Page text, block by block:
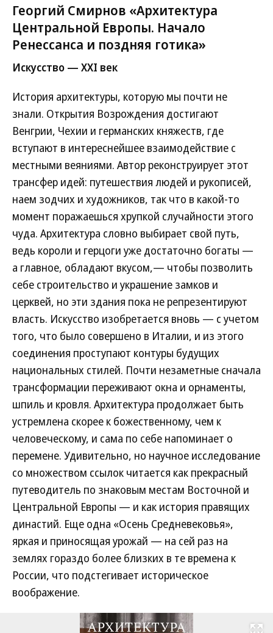
Георгий Смирнов «Архитектура
Центральной Европы. Начало
Ренессанса и поздняя готика»
Искусство — XXI век
История архитектуры, которую мы почти не
знали. Открытия Возрождения достигают
Венгрии, Чехии и германских княжеств, где
вступают в интереснейшее взаимодействие с
местными веяниями. Автор реконструирует этот
трансфер идей: путешествия людей и рукописей,
наем зодчих и художников, так что в какой-то
момент поражаешься хрупкой случайности этого
чуда. Архитектура словно выбирает свой путь,
ведь короли и герцоги уже достаточно богаты —
а главное, обладают вкусом,— чтобы позволить
себе строительство и украшение замков и
церквей, но эти здания пока не репрезентируют
власть. Искусство изобретается вновь — с учетом
того, что было совершено в Италии, и из этого
соединения проступают контуры будущих
национальных стилей. Почти незаметные сначала
трансформации переживают окна и орнаменты,
шпиль и кровля. Архитектура продолжает быть
устремлена скорее к божественному, чем к
человеческому, и сама по себе напоминает о
перемене. Удивительно, но научное исследование
со множеством ссылок читается как прекрасный
путеводитель по знаковым местам Восточной и
Центральной Европы — и как история правящих
династий. Еще одна «Осень Средневековья»,
яркая и приносящая урожай — на сей раз на
землях гораздо более близких в те времена к
России, что подстегивает историческое
воображение.